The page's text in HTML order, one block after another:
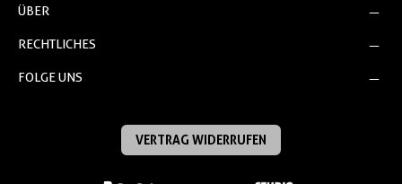
ÜBER
RECHTLICHES
FOLGE UNS
VERTRAG WIDERRUFEN